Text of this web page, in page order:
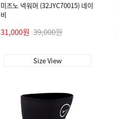
미즈노 넥워머 (32JYC70015) 네이
비
31,000원 39,000원
Size View